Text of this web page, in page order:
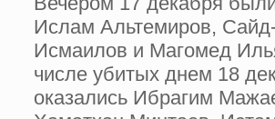
Ислам Альтемиров,
Исмаилов и Магомед
числе убитых днем 18
оказались Ибрагим